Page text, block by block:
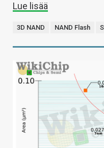
Lue lisää
3D NAND NAND Flash